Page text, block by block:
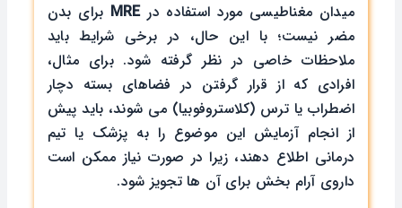
میدان مغناطیسی مورد استفاده درMREبرای بدن
مضر نیست؛ با این حال، در برخی شرایط باید
ملاحظات خاصی در نظر گرفته شود. برای مثال،
افرادی که از قرار گرفتن در فضاهای بسته دچار
اضطراب یا ترس (کلاستروفوبیا) می ‌شوند، باید پیش
از انجام آزمایش این موضوع را به پزشک یا تیم
درمانی اطلاع دهند، زیرا در صورت نیاز ممکن است
داروی آرام ‌بخش برای آن‌ ها تجویز شود.